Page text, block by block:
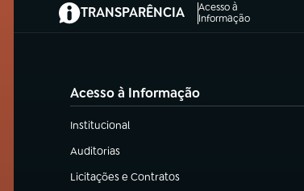
TRANSPARÊNCIA
Acesso à
Informação
(abre em nova aba)
Acesso à Informação
Institucional
(abre em nova aba)
Auditorias
(abre em nova aba)
Licitações e Contratos
(abre em nova aba)